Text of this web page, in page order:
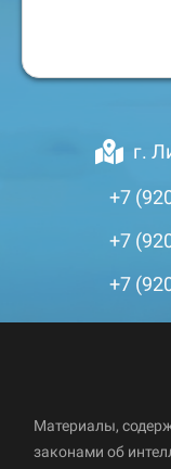
г.
+7
+7
+7
Материалы,
законами об